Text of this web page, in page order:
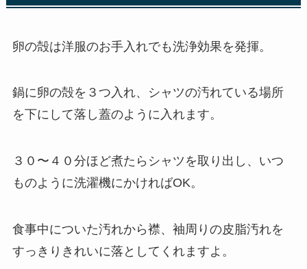
卵の殻は洋服のお手入れでも洗浄効果を発揮。
鍋に卵の殻を３つ入れ、シャツの汚れている場所
を下にして落し蓋のように入れます。
３０〜４０分ほど煮たらシャツを取り出し、いつ
ものように洗濯機にかければOK。
食事中についた汚れから襟、袖周りの皮脂汚れを
すっきりきれいに落としてくれますよ。